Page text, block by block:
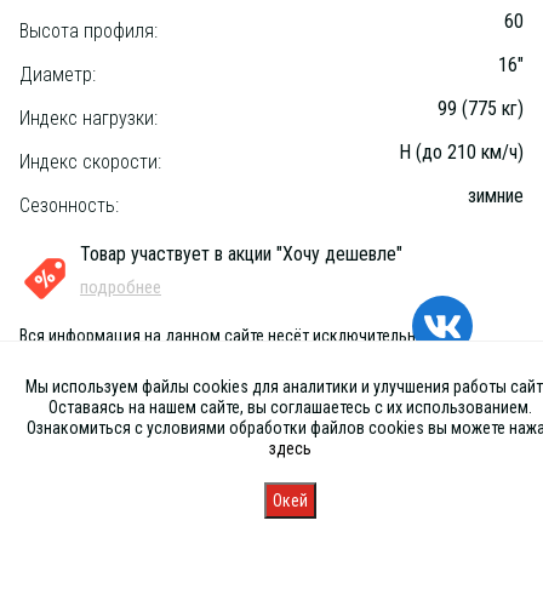
Высота профиля: 60
Диаметр: 16"
Индекс нагрузки: 99 (775 кг)
Индекс скорости: H (до 210 км/ч)
Сезонность: зимние
Товар участвует в акции "Хочу дешевле"
подробнее
Вся информация на данном сайте несёт исключительно
публичной офертой, определяемой положениями Статьи 437 (2) ГК
РФ
Запись
Мы используем файлы cookies для аналитики и улучшения работы
Оставаясь на нашем сайте, вы соглашаетесь с их использованием.
Ознакомиться с условиями обработки файлов cookies вы можете
здесь
Окей